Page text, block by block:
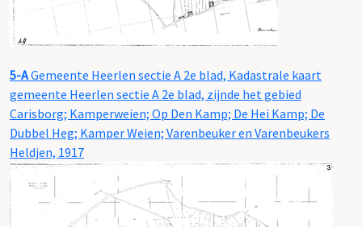
5-AGemeente Heerlen sectie A 2e blad, Kadastrale kaart
gemeente Heerlen sectie A 2e blad, zijnde het gebied
Carisborg; Kamperweien; Op Den Kamp; De Hei Kamp; De
Dubbel Heg; Kamper Weien; Varenbeuker en Varenbeukers
Heldjen, 1917